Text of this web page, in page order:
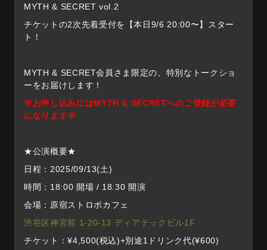
MYTH & SECRET vol.2
チケットの2次先着受付を【本日9/6 20:00〜】スター
ト！
MYTH & SECRET会員さま限定の、特別なトークショ
ーをお届けします！
※お申し込みにはMYTH & SECRETへのご登録が必要
になります※
★公演概要★
日程：2025/09/13(土)
時間：18:00 開場 / 18:30 開演
会場：原宿ストロボカフェ
渋谷区神宮前 1-20-13 ディアテックビル1F
チケット：¥4,500(税込)+別途1ドリンク代(¥600)